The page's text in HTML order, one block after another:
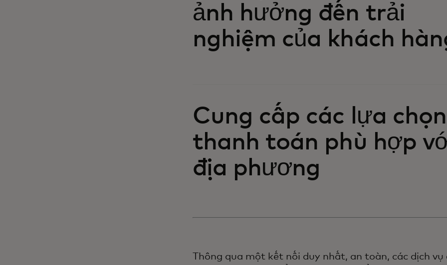
ảnh hưởng đến trải
nghiệm của khách
Cung cấp các lựa chọn
thanh toán phù hợp
địa phương
Thông qua một kết nối duy nhất, an toàn, các dịch